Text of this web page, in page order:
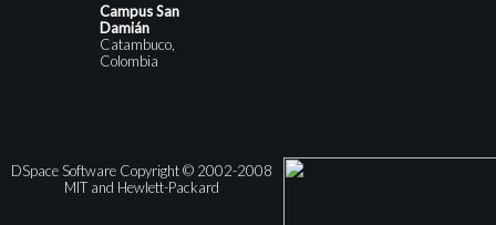
Campus San
Damián
Catambuco,
Colombia
DSpace Software Copyright © 2002-2008
MIT and Hewlett-Packard